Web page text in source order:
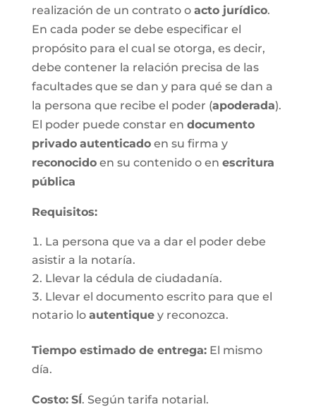
realización de un contrato o acto jurídico.
En cada poder se debe especificar el
propósito para el cual se otorga, es decir,
debe contener la relación precisa de las
facultades que se dan y para qué se dan a
la persona que recibe el poder (apoderada).
El poder puede constar en documento
privado autenticadoen su firma y
reconocidoen su contenido o en escritura
pública
Requisitos:
La persona que va a dar el poder debe
asistir a la notaría.
Llevar la cédula de ciudadanía.
Llevar el documento escrito para que el
notario lo autentiquey reconozca.
Tiempo estimado de entrega:El mismo
día.
Costo: SÍ. Según tarifa notarial.